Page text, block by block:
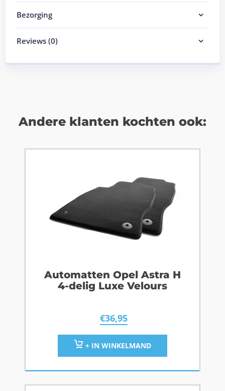
Bezorging
Reviews (0)
Andere klanten kochten ook:
Automatten Opel Astra H
4-delig Luxe Velours
€36,95
+ IN WINKELMAND